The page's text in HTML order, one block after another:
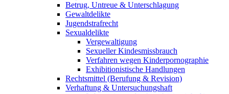
Betrug, Untreue & Unterschlagung
Gewaltdelikte
Jugendstrafrecht
Sexualdelikte
Vergewaltigung
Sexueller Kindesmissbrauch
Verfahren wegen Kinderpornographie
Exhibitionistische Handlungen
Rechtsmittel (Berufung & Revision)
Verhaftung & Untersuchungshaft